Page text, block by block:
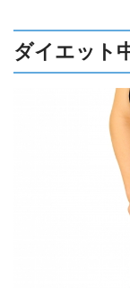
ダイエット